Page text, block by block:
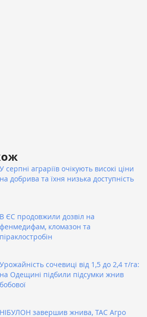
У серпні аграріїв очікують високі ціни
на добрива та їхня низька доступність
В ЄС продовжили дозвіл на
фенмедифам, кломазон та
піраклостробін
Урожайність сочевиці від 1,5 до 2,4 т/га:
на Одещині підбили підсумки жнив
бобової
НІБУЛОН завершив жнива, ТАС Агро